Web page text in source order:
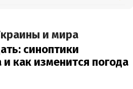
и мира
синоптики
и как изменится погода